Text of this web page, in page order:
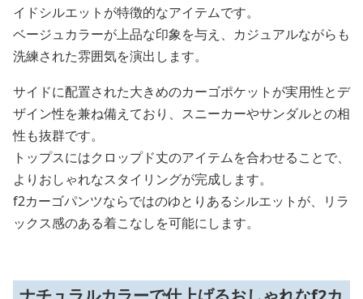
イドシルエットが特徴的なアイテムです。
ベージュカラーが上品な印象を与え、カジュアルながらも
洗練された雰囲気を演出します。
サイドに配置された大きめのカーゴポケットが実用性とデ
ザイン性を兼ね備えており、スニーカーやサンダルとの相
性も抜群です。
トップスにはクロップド丈のアイテムを合わせることで、
よりおしゃれなスタイリングが完成します。
f2カーゴパンツならではのゆとりあるシルエットが、リラ
ックス感のある着こなしを可能にします。